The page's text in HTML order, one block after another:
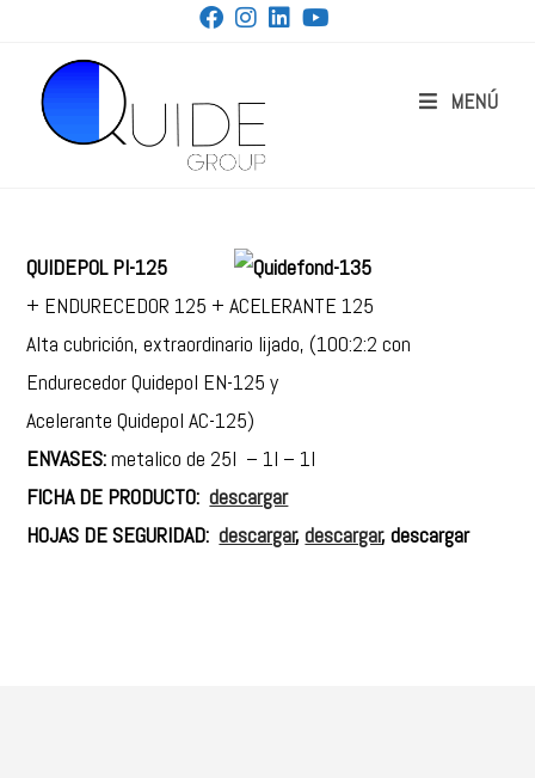
MENÚ
QUIDEPOL PI-125
+ ENDURECEDOR 125 + ACELERANTE 125
Alta cubrición, extraordinario lijado, (100:2:2 con
Endurecedor Quidepol EN-125 y
Acelerante Quidepol AC-125)
ENVASES:metalico de 25l – 1l – 1l
FICHA DE PRODUCTO:descargar
HOJAS DE SEGURIDAD:descargar,descargar, descargar